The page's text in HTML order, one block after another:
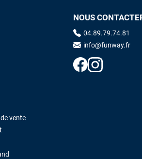
vente
NOUS
04.89.79.74.81
info@funway.fr
il y a 3 mois
Tahiti. Super service. L'envoi a
super état. Mauruuru roa.